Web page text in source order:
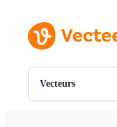
Vecteurs
Toutes Images